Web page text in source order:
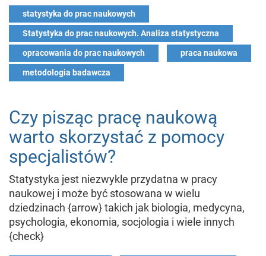
statystyka do prac naukowych
Statystyka do prac naukowych. Analiza statystyczna
opracowania do prac naukowych praca naukowa
metodologia badawcza
Czy pisząc pracę naukową
warto skorzystać z pomocy
specjalistów?
Statystyka jest niezwykle przydatna w pracy
naukowej i może być stosowana w wielu
dziedzinach {arrow} takich jak biologia, medycyna,
psychologia, ekonomia, socjologia i wiele innych
{check}